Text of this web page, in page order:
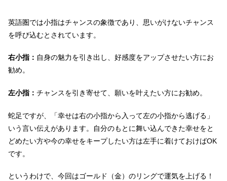
英語圏では小指はチャンスの象徴であり、思いがけないチャンス
を呼び込むとされています。
右小指： 自身の魅力を引き出し、好感度をアップさせたい方にお
勧め。
左小指： チャンスを引き寄せて、願いを叶えたい方にお勧め。
蛇足ですが、「幸せは右の小指から入って左の小指から逃げる」
いう言い伝えがあります。自分のもとに舞い込んできた幸せをと
どめたい方や今の幸せをキープしたい方は左手に着けておけばOK
です。
というわけで、今回はゴールド（金）のリングで運気を上げる！